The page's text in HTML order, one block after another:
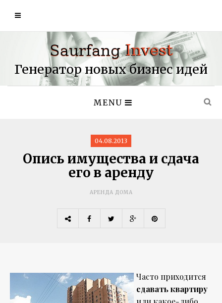
Генератор новых бизнес идей
MENU
04.08.2013
Опись имущества и сдача
его в аренду
АРЕНДА ДОМА
Часто приходится
сдавать квартиру